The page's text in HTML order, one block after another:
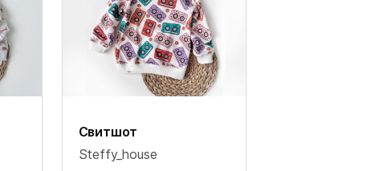
Свитшот
Steffy_house